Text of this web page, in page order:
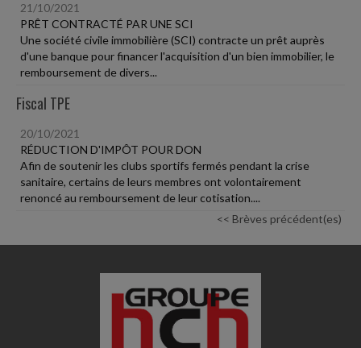
21/10/2021
PRÊT CONTRACTÉ PAR UNE SCI
Une société civile immobilière (SCI) contracte un prêt auprès
d'une banque pour financer l'acquisition d'un bien immobilier, le
remboursement de divers...
Fiscal TPE
20/10/2021
RÉDUCTION D'IMPÔT POUR DON
Afin de soutenir les clubs sportifs fermés pendant la crise
sanitaire, certains de leurs membres ont volontairement
renoncé au remboursement de leur cotisation....
<< Brèves précédent(es)